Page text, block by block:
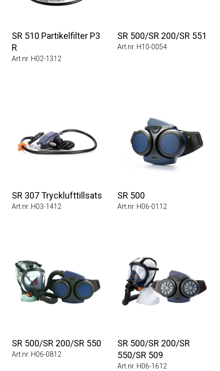
SR 510 Partikelfilter P3
R
Art.nr. H02-1312
SR 500/SR 200/SR 551
Art.nr. H10-0054
SR 307 Trycklufttillsats
Art.nr. H03-1412
SR 500
Art.nr. H06-0112
SR 500/SR 200/SR 550
Art.nr. H06-0812
SR 500/SR 200/SR
550/SR 509
Art.nr. H06-1612